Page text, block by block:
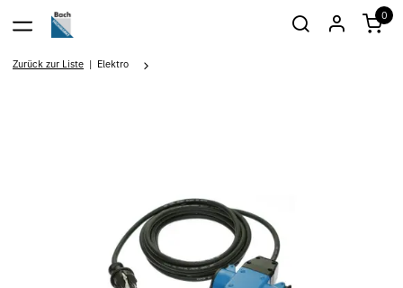
0
Zurück zur Liste Elektro